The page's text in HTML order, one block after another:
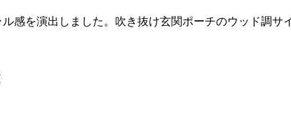
感を演出しました。吹き抜け玄関ポーチのウッド調